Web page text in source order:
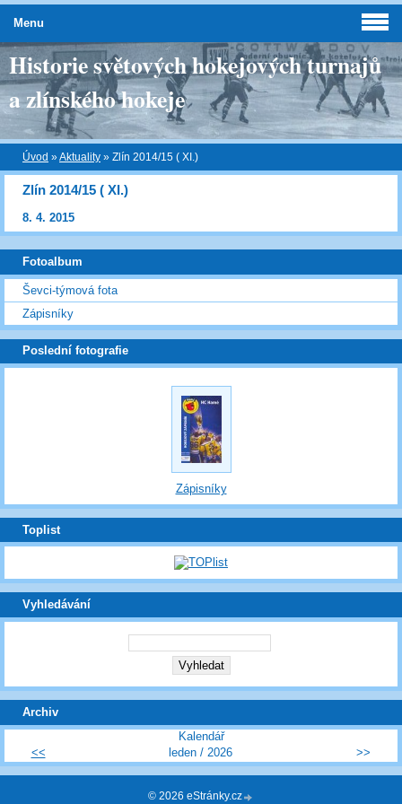
Historie světových hokejových turnajů
a zlínského hokeje
Úvod »Aktuality » Zlín 2014/15 ( XI.)
Zlín 2014/15 ( XI.)
8. 4. 2015
Menu
Fotoalbum
Ševci-týmová fota
Zápisníky
Poslední fotografie
Zápisníky
Toplist
Vyhledávání
Archiv
Kalendář
<<
leden / 2026 >>
© 2026 eStránky.cz